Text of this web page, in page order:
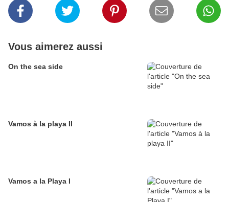
Vous aimerez aussi
On the sea side
Vamos à la playa II
Vamos a la Playa I